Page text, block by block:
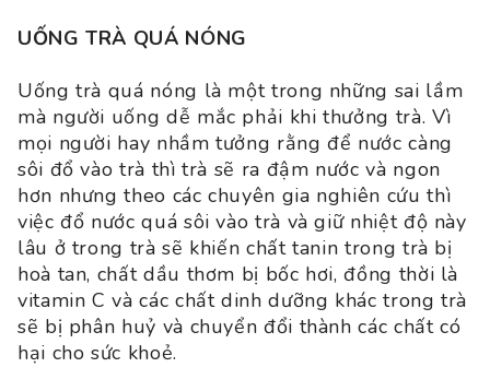
UỐNG TRÀ QUÁ NÓNG
Uống trà quá nóng là một trong những sai lầm
mà người uống dễ mắc phải khi thưởng trà. Vì
mọi người hay nhầm tưởng rằng để nước càng
sôi đổ vào trà thì trà sẽ ra đậm nước và ngon
hơn nhưng theo các chuyên gia nghiên cứu thì
việc đổ nước quá sôi vào trà và giữ nhiệt độ này
lâu ở trong trà sẽ khiến chất tanin trong trà bị
hoà tan, chất dầu thơm bị bốc hơi, đồng thời là
vitamin C và các chất dinh dưỡng khác trong trà
sẽ bị phân huỷ và chuyển đổi thành các chất có
hại cho sức khoẻ.